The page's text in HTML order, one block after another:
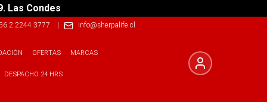
Las Condes
2 2244 3777 | info@sherpalife.cl
OFERTAS MARCAS
DESPACHO 24 HRS